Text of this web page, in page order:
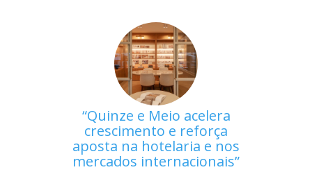
Quinze e Meio acelera
crescimento e reforça
aposta na hotelaria e nos
mercados internacionais